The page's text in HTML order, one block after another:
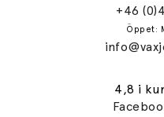
+46
Öppet:
4,8 i